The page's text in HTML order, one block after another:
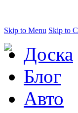
Skip to Menu Skip to
Доска
Блог
Авто